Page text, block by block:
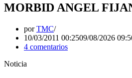
MORBID ANGEL
porTMC
10/03/2011 00:2509/08/2026
4 comentarios
Noticia